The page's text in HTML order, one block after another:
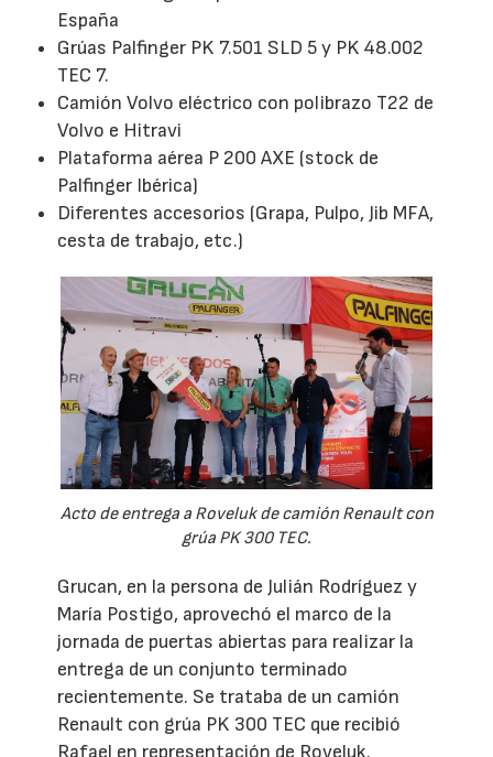
España
Grúas Palfinger PK 7.501 SLD 5 y PK 48.002
TEC 7.
Camión Volvo eléctrico con polibrazo T22 de
Volvo e Hitravi
Plataforma aérea P 200 AXE (stock de
Palfinger Ibérica)
Diferentes accesorios (Grapa, Pulpo, Jib MFA,
cesta de trabajo, etc.)
Acto de entrega a Roveluk de camión Renault con
grúa PK 300 TEC.
Grucan, en la persona de Julián Rodríguez y
María Postigo, aprovechó el marco de la
jornada de puertas abiertas para realizar la
entrega de un conjunto terminado
recientemente. Se trataba de un camión
Renault con grúa PK 300 TEC que recibió
Rafael en representación de Roveluk.